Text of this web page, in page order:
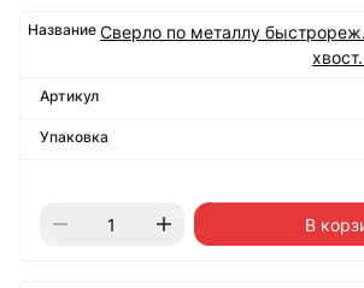
Сверло по металлу
В